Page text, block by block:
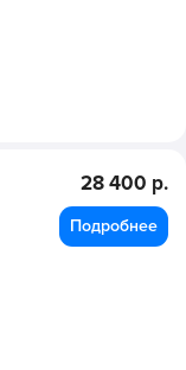
28 400 р.
Подробнее